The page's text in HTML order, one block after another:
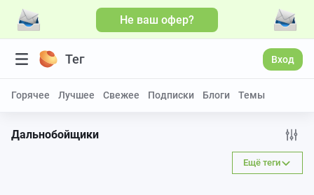
Не ваш офер?
Тег Вход
Горячее Лучшее Свежее Подписки Блоги Темы
Дальнобойщики
Ещё теги
Больше видео